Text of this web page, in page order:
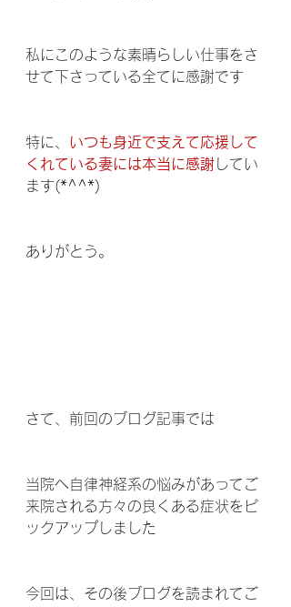
私にこのような素晴らしい仕事をさ
せて下さっている全てに感謝です
特に、 いつも身近で支えて応援して
くれている妻には本当に感謝してい
ます(*^^*)
ありがとう。
さて、前回のブログ記事では
当院へ自律神経系の悩みがあってご
来院される方々の良くある症状をピ
ックアップしました
今回は、その後ブログを読まれてご